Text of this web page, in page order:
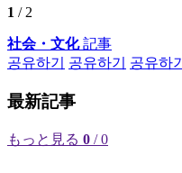
1 / 2
社会・文化記事
공유하기
공유하기 공유하기
最新記事
もっと見る 0 / 0